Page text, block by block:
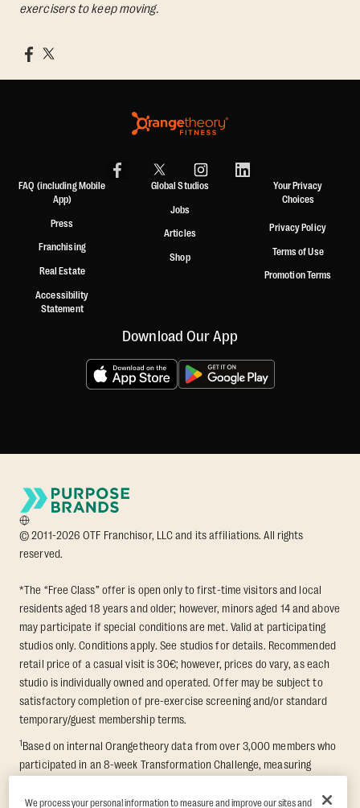
exercisers to keep moving.
FAQ (including Mobile
App)
Press
Franchising
Real Estate
Accessibility
Statement
Global Studios
Jobs
Articles
Shop
Your Privacy
Choices
Privacy Policy
Terms of Use
Promotion Terms
Download Our App
© 2011-2026 OTF Franchisor, LLC and its affiliations. All rights
reserved.
*The “Free Class” offer is open only to first-time visitors and local
residents aged 18 years and older; however, minors aged 14 and above
may participate if special conditions are met. Valid at participating
studios only. Conditions apply. See studios for details. Recommended
retail price of a casual visit is 30€; however, prices do vary, as each
studio is individually owned and operated. Offer may be subject to
satisfactory completion of pre-exercise screening and/or standard
temporary/guest membership terms.
1Based on internal Orangetheory data from over 3,000 members who
participated in an 8-week Transformation Challenge, measuring
findings in Quindry et al., 2021: “Physiologic and Psychologic
We process your personal information to measure and improve our sites and